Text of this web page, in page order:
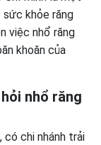
khỏe răng
việc nhổ răng
khoăn của
nhổ răng
có chi nhánh trải